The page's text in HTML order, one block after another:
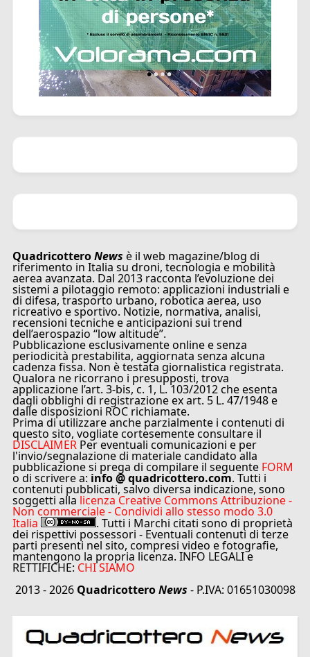
QuadricotteroNews è il web magazine/blog di
riferimento in Italia su droni, tecnologia e mobilità
aerea avanzata. Dal 2013 racconta l’evoluzione dei
sistemi a pilotaggio remoto: applicazioni industriali e
di difesa, trasporto urbano, robotica aerea, uso
ricreativo e sportivo. Notizie, normativa, analisi,
recensioni tecniche e anticipazioni sui trend
dell’aerospazio “low altitude”.
Pubblicazione esclusivamente online e senza
periodicità prestabilita, aggiornata senza alcuna
cadenza fissa. Non è testata giornalistica registrata.
Qualora ne ricorrano i presupposti, trova
applicazione l’art. 3-bis, c. 1, L. 103/2012 che esenta
dagli obblighi di registrazione ex art. 5 L. 47/1948 e
dalle disposizioni ROC richiamate.
Prima di utilizzare anche parzialmente i contenuti di
questo sito, vogliate cortesemente consultare il
DISCLAIMER Per eventuali comunicazioni e per
l'invio/segnalazione di materiale candidato alla
pubblicazione si prega di compilare il seguente FORM
o di scrivere a: info @ quadricottero.com. Tutti i
contenuti pubblicati, salvo diversa indicazione, sono
soggetti alla licenza Creative Commons Attribuzione -
Non commerciale - Condividi allo stesso modo 3.0
Italia . Tutti i Marchi citati sono di proprietà
dei rispettivi possessori - Eventuali contenuti di terze
parti presenti nel sito, compresi video e fotografie,
mantengono la propria licenza. INFO LEGALI e
RETTIFICHE: CHI SIAMO
2013 - 2026 QuadricotteroNews - P.IVA: 01651030098